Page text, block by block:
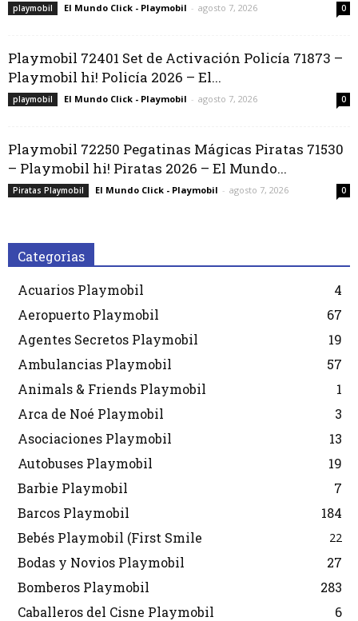
playmobil El Mundo Click - Playmobil - agosto 7, 2026 0
Playmobil 72401 Set de Activación Policía 71873 –
Playmobil hi! Policía 2026 – El...
playmobil El Mundo Click - Playmobil - agosto 7, 2026 0
Playmobil 72250 Pegatinas Mágicas Piratas 71530
– Playmobil hi! Piratas 2026 – El Mundo...
Piratas Playmobil El Mundo Click - Playmobil - agosto 7, 2026 0
Categorias
Acuarios Playmobil
4
Aeropuerto Playmobil
67
Agentes Secretos Playmobil
19
Ambulancias Playmobil
57
Animals & Friends Playmobil
1
Arca de Noé Playmobil
3
Asociaciones Playmobil
13
Autobuses Playmobil
19
Barbie Playmobil
7
Barcos Playmobil
184
Bebés Playmobil (First Smile
22
Bodas y Novios Playmobil
27
Bomberos Playmobil
283
Caballeros del Cisne Playmobil
6